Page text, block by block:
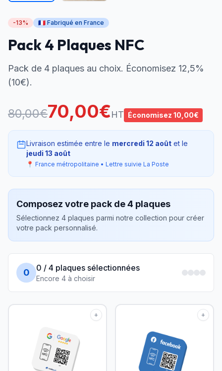
-13% 🇫🇷 Fabriqué en France
Pack 4 Plaques NFC
Pack de 4 plaques au choix. Économisez 12,5%
(10€).
80,00€70,00€HT Économisez 10,00€
Livraison estimée entre le mercredi 12 août et le
jeudi 13 août
📍 France métropolitaine • Lettre suivie La Poste
Composez votre pack de 4 plaques
Sélectionnez 4 plaques parmi notre collection pour créer
votre pack personnalisé.
0 0 / 4 plaques sélectionnées
Encore 4 à choisir
+ +